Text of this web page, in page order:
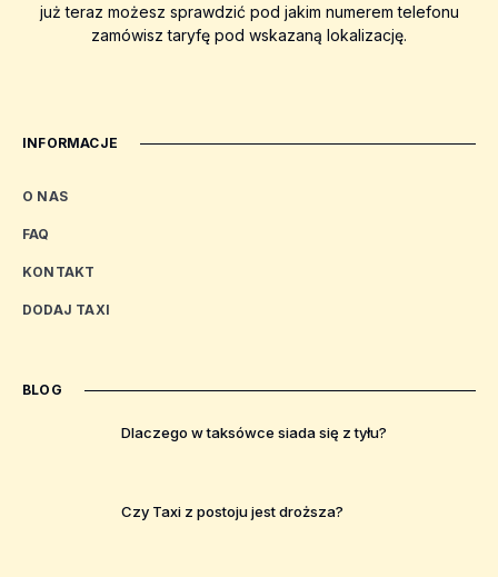
już teraz możesz sprawdzić pod jakim numerem telefonu
zamówisz taryfę pod wskazaną lokalizację.
INFORMACJE
O NAS
FAQ
KONTAKT
DODAJ TAXI
BLOG
Dlaczego w taksówce siada się z tyłu?
Czy Taxi z postoju jest droższa?